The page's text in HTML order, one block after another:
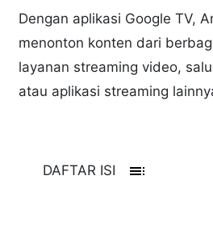
Dengan aplikasi Google TV,
menonton konten dari
layanan streaming video,
atau aplikasi streaming
DAFTAR ISI toc